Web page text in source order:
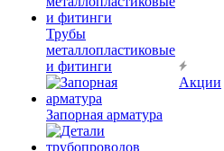
Трубы
металлопластиковые
и фитинги
Запорная арматура
Акции